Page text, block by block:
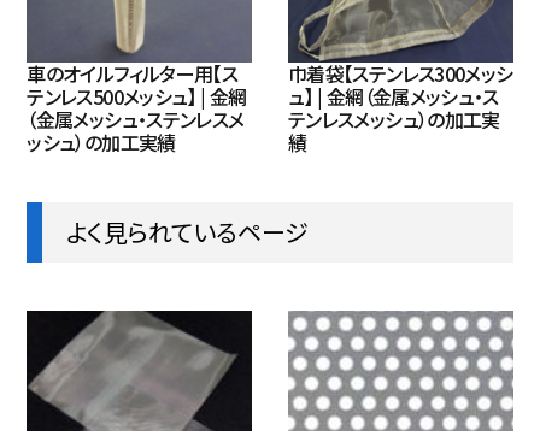
車のオイルフィルター用【ス
テンレス500メッシュ】 | 金網
（金属メッシュ・ステンレスメ
ッシュ）の加工実績
巾着袋【ステンレス300メッシ
ュ】 | 金網（金属メッシュ・ス
テンレスメッシュ）の加工実
績
よく見られているページ